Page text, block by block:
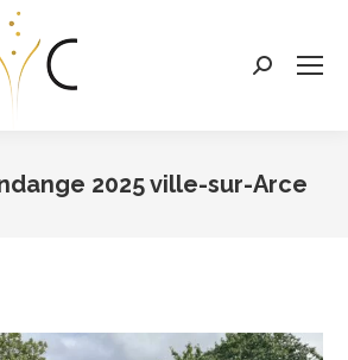
Search:
2025 ville-sur-Arce